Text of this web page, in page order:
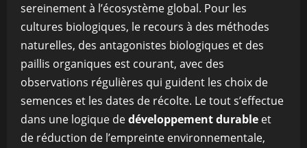
sereinement à l’écosystème global. Pour les
cultures biologiques, le recours à des méthodes
naturelles, des antagonistes biologiques et des
paillis organiques est courant, avec des
observations régulières qui guident les choix de
semences et les dates de récolte. Le tout s’effectue
dans une logique dedéveloppement durable et
de réduction de l’empreinte environnementale,